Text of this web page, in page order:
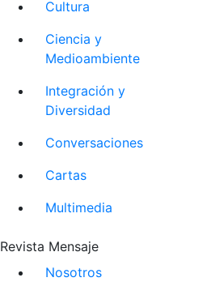
Cultura
Ciencia y
Medioambiente
Integración y
Diversidad
Conversaciones
Cartas
Multimedia
Revista Mensaje
Nosotros